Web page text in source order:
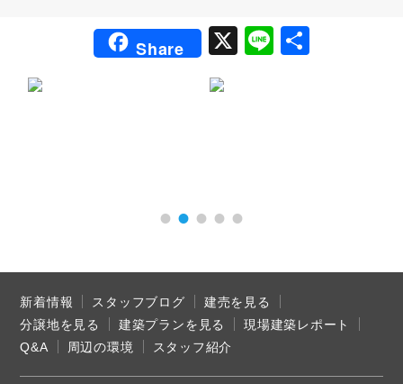
Share X
Li
新着情報 スタッフブログ
建売を見る
分譲地を見る
建築プランを見る
現場建築レポート
Q&A
周辺の環境 スタッフ紹介